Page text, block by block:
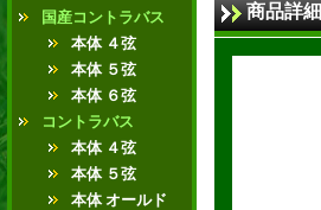
国産コントラバス
本体 ４弦
本体 ５弦
本体 ６弦
コントラバス
本体 ４弦
本体 ５弦
本体 オールド
商品詳細